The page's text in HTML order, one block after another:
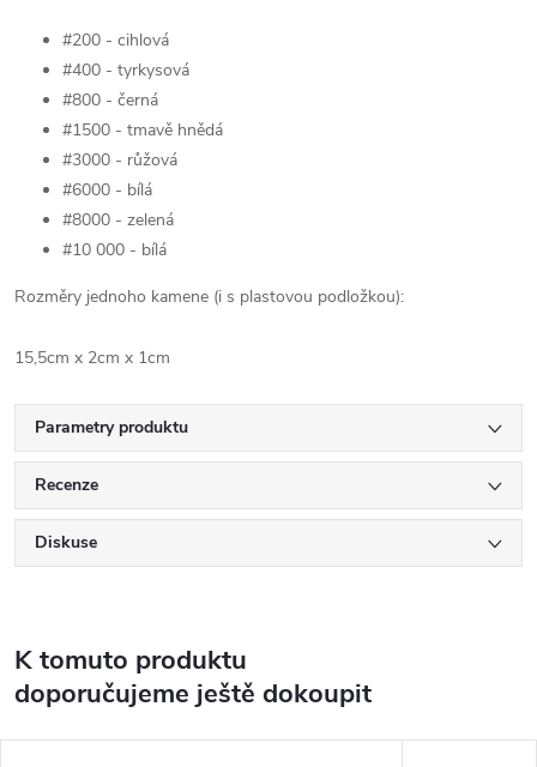
#200 - cihlová
#400 - tyrkysová
#800 - černá
#1500 - tmavě hnědá
#3000 - růžová
#6000 - bílá
#8000 - zelená
#10 000 - bílá
Rozměry jednoho kamene (i s plastovou podložkou):
15,5cm x 2cm x 1cm
Parametry produktu
Recenze
Diskuse
K tomuto produktu
doporučujeme ještě dokoupit